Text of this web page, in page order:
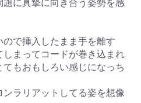
に真摯に向き合う姿勢を感
で挿入したまま手を離す
まってコードが巻き込まれ
もおもしろい感じになっち
ラリアットしてる姿を想像